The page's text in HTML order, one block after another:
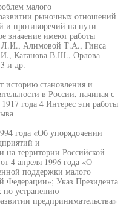
малого
рыночных отношений
и противоречий на пути
значение имеют работы
Л.И., Алимовой Т.А., Гинса
Каганова В.Ш., Орлова
и др.
историю становления и
в России, начиная с
года 4 Интерес эти работы
года «Об упорядочении
и
на территории Российской
4 апреля 1996 года «О
поддержки малого
Федерации»; Указ Президента
устранению
предпринимательства»